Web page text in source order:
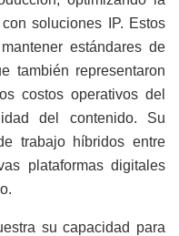
soluciones IP. Estos
estándares de
también representaron
costos operativos del
del contenido. Su
trabajo híbridos entre
plataformas digitales
su capacidad para